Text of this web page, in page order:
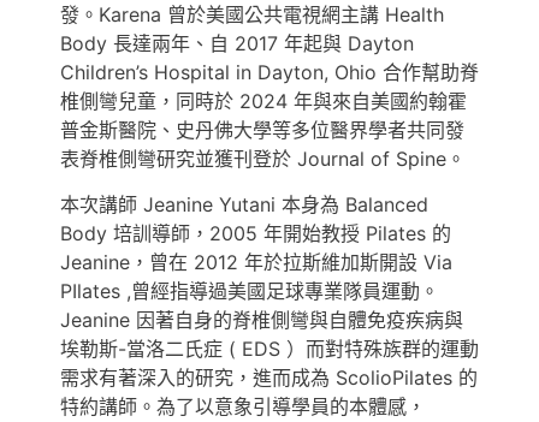
發。Karena 曾於美國公共電視網主講 Health
Body 長達兩年、自 2017 年起與 Dayton
Children’s Hospital in Dayton, Ohio 合作幫助脊
椎側彎兒童，同時於 2024 年與來自美國約翰霍
普金斯醫院、史丹佛大學等多位醫界學者共同發
表脊椎側彎研究並獲刊登於 Journal of Spine。
本次講師 Jeanine Yutani 本身為 Balanced
Body 培訓導師，2005 年開始教授 Pilates 的
Jeanine，曾在 2012 年於拉斯維加斯開設 Via
PIlates ,曾經指導過美國足球專業隊員運動。
Jeanine 因著自身的脊椎側彎與自體免疫疾病與
埃勒斯-當洛二氏症 ( EDS ）而對特殊族群的運動
需求有著深入的研究，進而成為 ScolioPilates 的
特約講師。為了以意象引導學員的本體感，